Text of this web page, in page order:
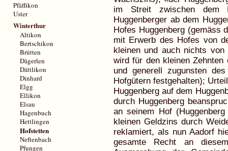
im Streit zwischen dem
Huggenberger ab dem
Hofes Huggenberg (gemäss
mit Erwerb des Hofes von
kleinen und auch nichts
wird für den kleinen Zehnten
und generell zugunsten
Hofgütern festgehalten);
Huggenberg auf dem
durch Huggenberg
an seinem Hof
kleinen Geldzins durch
reklamiert, als nun Aadorf
gesamte Recht an
Pfäffikon
Uster
Winterthur
Altikon
Bertschikon
Brütten
Dägerlen
Dättlikon
Dinhard
Elgg
Ellikon
Elsau
Hagenbuch
Hettlingen
Hofstetten
Neftenbach
Pfungen